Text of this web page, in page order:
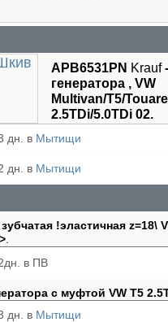
APB6531PN Krauf
генератора , VW
Multivan/T5/
2.5TDi/5.0TDi 02.
дн. в Мытищи
дн. в Мытищи
!эластичная z=18\
в ПВ
с муфтой VW T5
дн. в Мытищи